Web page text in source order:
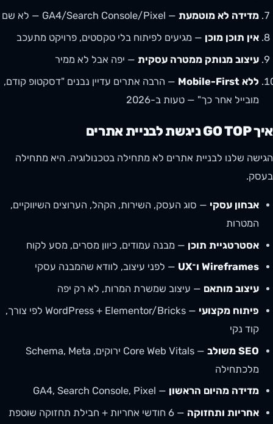
מדידה לא מוטמעת — GA4/Search Console/Pixel — לא שם
אין תוכן מוכן — מגיעים לפיתוח בלי טקסטים, פרויקט מתעכב
עיצוב מנותק ממטרה עסקית — יפה אבל לא ממיר
ללא Mobile-First
— הרבה אתרים עדיין נבנים "דסקטופ קודם,
מובייל אחר כך" — טעות ב-2026
איך GO TOP ניגשת לבניית אתרים
הגישה שלנו לבניית אתרים לא מתחילה בטכנולוגיה. היא מתחילה
בעסק.
אבחון עסקי — סוג העסק, השירות, הקהל, הערוצים השיווקיים,
המטרות
אסטרטגיית תוכן — מבנה עמודים, כיוון מסרים, מסע לקוח
Wireframes ו־UX
— לפני עיצוב, לוודא שהמבנה עסקי
עיצוב מותאם — עיצוב שמשרת המרות, לא רק יפה
פיתוח מקצועי
— WordPress + Elementor/Bricks לפי צורך,
קוד נקי
SEO משולב
— Core Web Vitals ירוקים, Schema, Meta
מלכתחילה
מדידה מהיום הראשון — GA4, Search Console, Pixel
אחריות ותחזוקה — 6 חודשי אחריות + חבילת תחזוקה שוטפת